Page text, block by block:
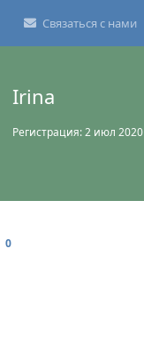
Связаться с нами
Irina
Регистрация:2 июл 2020
0